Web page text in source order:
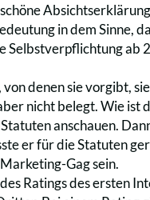
in dem Sinne,
ab
denen sie vorgibt,
nicht belegt. Wie ist
anschauen.
er für die Statuten
Gag sein.
Ratings des ersten